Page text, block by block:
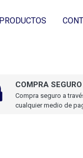
PRODUCTOS
COMPRA SEGURO
Compra seguro a
cualquier medio de